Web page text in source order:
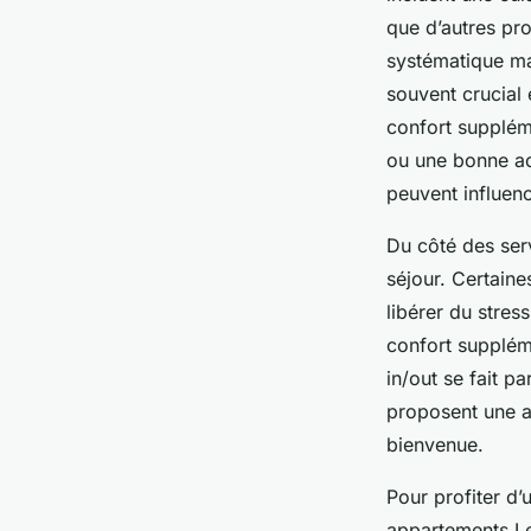
que d’autres
systématique
souvent crucial
confort
ou une bonne
peuvent
Du côté des
séjour.
libérer du
confort
in/out se fait
proposent une
bienvenue.
Pour profiter